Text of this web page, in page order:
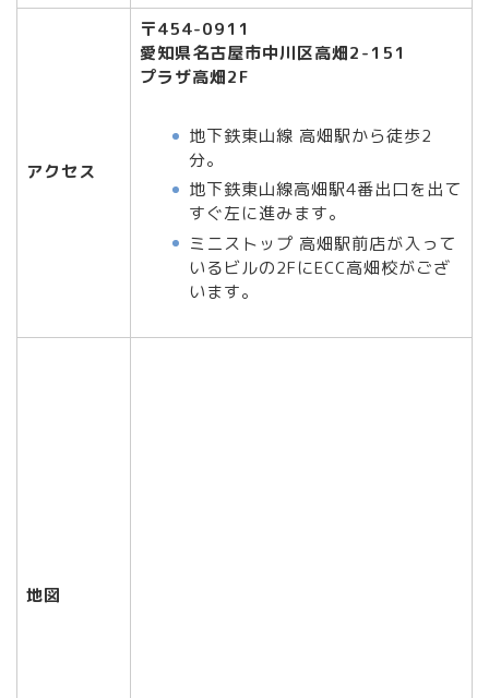
アクセス
〒454-0911
愛知県名古屋市中川区高畑2-151
プラザ高畑2F
地下鉄東山線 高畑駅から徒歩2
分。
地下鉄東山線高畑駅4番出口を出て
すぐ左に進みます。
ミニストップ 高畑駅前店が入って
いるビルの2FにECC高畑校がござ
います。
地図